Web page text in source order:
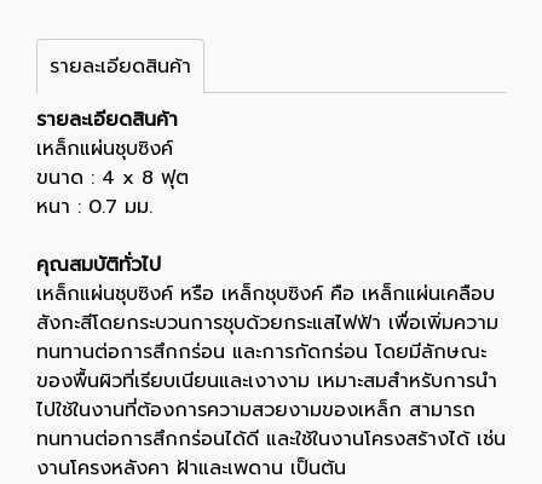
รายละเอียดสินค้า
รายละเอียดสินค้า
เหล็กแผ่นชุบซิงค์
ขนาด : 4 x 8 ฟุต
หนา : 0.7 มม.
คุณสมบัติทั่วไป
เหล็กแผ่นชุบซิงค์ หรือ เหล็กชุบซิงค์ คือ เหล็กแผ่นเคลือบ
สังกะสีโดยกระบวนการชุบด้วยกระแสไฟฟ้า เพื่อเพิ่มความ
ทนทานต่อการสึกกร่อน และการกัดกร่อน โดยมีลักษณะ
ของพื้นผิวที่เรียบเนียนและเงางาม เหมาะสมสำหรับการนำ
ไปใช้ในงานที่ต้องการความสวยงามของเหล็ก สามารถ
ทนทานต่อการสึกกร่อนได้ดี และใช้ในงานโครงสร้างได้ เช่น
งานโครงหลังคา ฝ้าและเพดาน เป็นต้น